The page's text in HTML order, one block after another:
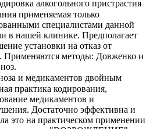
алкогольного пристрастия
применяемая только
специалистами данной
в нашей клинике. Предполагает
установки на отказ от
Применяются методы: Довженко и
и медикаментов двойным
практика кодирования,
медикаментов и
Достаточно эффективна и
это на практическом применении